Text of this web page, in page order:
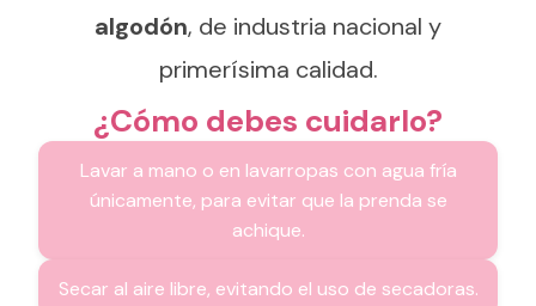
algodón, de industria nacional y
primerísima calidad.
¿Cómo debes cuidarlo?
Lavar a mano o en lavarropas con agua fría
únicamente, para evitar que la prenda se
achique.
Secar al aire libre, evitando el uso de secadoras.